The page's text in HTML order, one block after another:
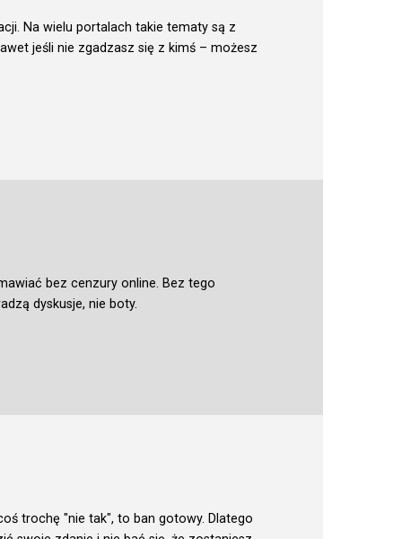
Na wielu portalach takie tematy są z
jeśli nie zgadzasz się z kimś – możesz
bez cenzury online. Bez tego
dyskusje, nie boty.
trochę "nie tak", to ban gotowy. Dlatego